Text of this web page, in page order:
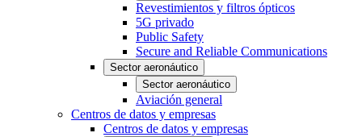
Revestimientos y filtros ópticos
5G privado
Public Safety
Secure and Reliable Communications
Sector aeronáutico
Sector aeronáutico
Aviación general
Centros de datos y empresas
Centros de datos y empresas